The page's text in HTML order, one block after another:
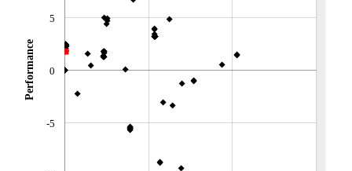
+ PORTEFEUILLE + LISTE
-5
0
5
Performance